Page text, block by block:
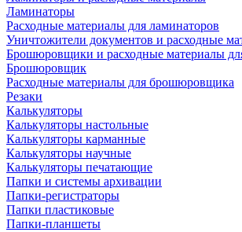
Ламинаторы
Расходные материалы для ламинаторов
Уничтожители документов и расходные
Брошюровщики и расходные материалы
Брошюровщик
Расходные материалы для брошюровщика
Резаки
Калькуляторы
Калькуляторы настольные
Калькуляторы карманные
Калькуляторы научные
Калькуляторы печатающие
Папки и системы архивации
Папки-регистраторы
Папки пластиковые
Папки-планшеты